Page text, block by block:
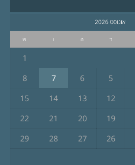
אוגוסט 2026
ד ה ו ש
1
5
6
7
8
12
13
14
15
19
20
21
22
26
27
28
29